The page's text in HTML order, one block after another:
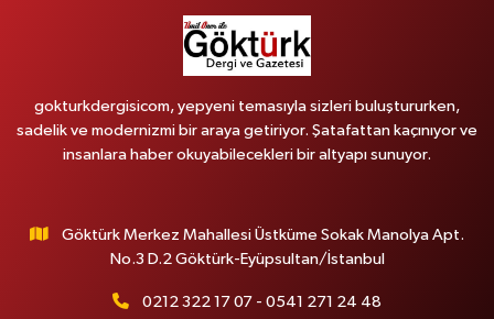
gokturkdergisicom, yepyeni temasıyla sizleri buluştururken,
sadelik ve modernizmi bir araya getiriyor. Şatafattan kaçınıyor ve
insanlara haber okuyabilecekleri bir altyapı sunuyor.
Göktürk Merkez Mahallesi Üstküme Sokak Manolya Apt.
No.3 D.2 Göktürk-Eyüpsultan/İstanbul
0212 322 17 07 - 0541 271 24 48